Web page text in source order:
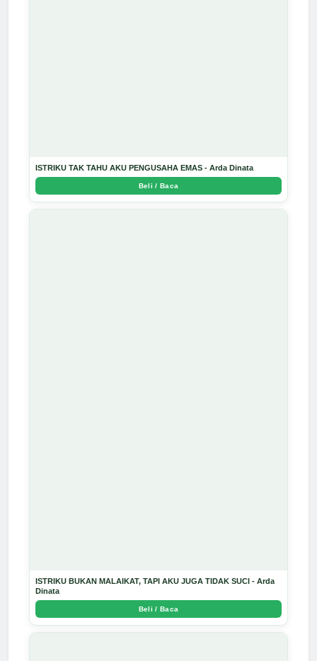
ISTRIKU TAK TAHU AKU PENGUSAHA EMAS - Arda Dinata
Beli / Baca
ISTRIKU BUKAN MALAIKAT, TAPI AKU JUGA TIDAK SUCI - Arda
Dinata
Beli / Baca